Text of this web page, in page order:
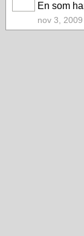
En som
nov 3, 2009